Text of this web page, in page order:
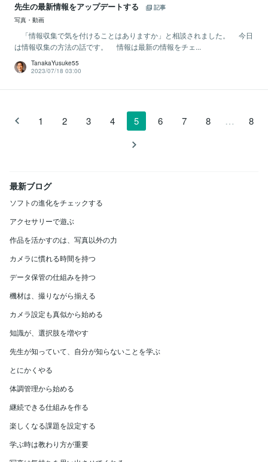
先生の最新情報をアップデートする
記事
写真・動画
「情報収集で気を付けることはありますか」と相談されました。 今日
は情報収集の方法の話です。 情報は最新の情報をチェ...
TanakaYusuke55
2023/07/18 03:00
1 2 3 4 5 6 7 8 … 8
最新ブログ
ソフトの進化をチェックする
アクセサリーで遊ぶ
作品を活かすのは、写真以外の力
カメラに慣れる時間を持つ
データ保管の仕組みを持つ
機材は、撮りながら揃える
カメラ設定も真似から始める
知識が、選択肢を増やす
先生が知っていて、自分が知らないことを学ぶ
とにかくやる
体調管理から始める
継続できる仕組みを作る
楽しくなる課題を設定する
学ぶ時は教わり方が重要